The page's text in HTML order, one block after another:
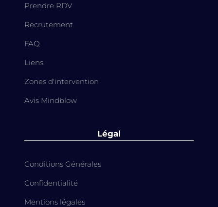
Prendre RDV
Recrutement
FAQ
Liens
Zones d'intervention
Avis Mindblow
Légal
Conditions Générales
Confidentialité
Mentions légales